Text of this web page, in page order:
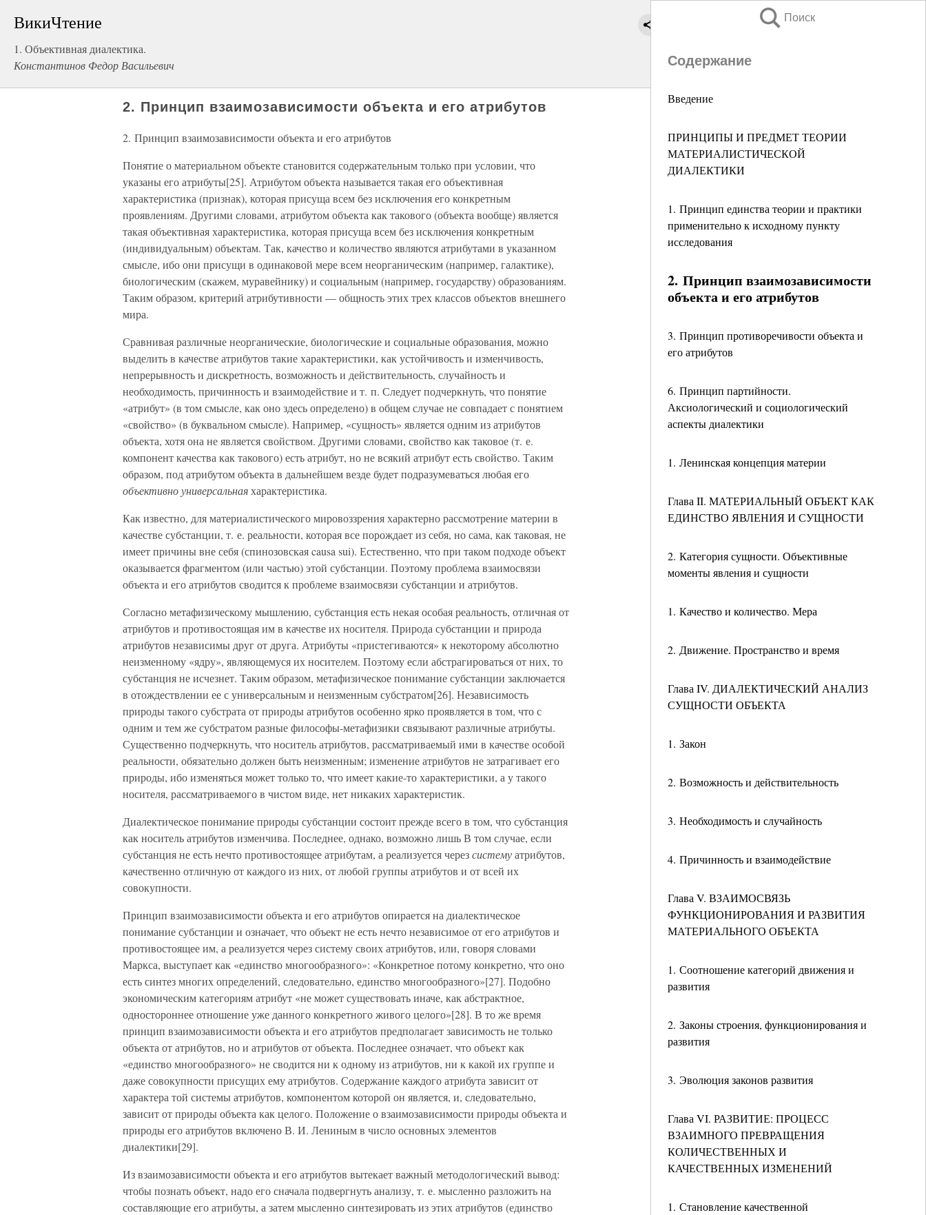
ВикиЧтение
1. Объективная диалектика.
Константинов Федор Васильевич
Поиск
Содержание
Введение
ПРИНЦИПЫ И ПРЕДМЕТ ТЕОРИИ
МАТЕРИАЛИСТИЧЕСКОЙ
ДИАЛЕКТИКИ
1. Принцип единства теории и практики
применительно к исходному пункту
исследования
2. Принцип взаимозависимости
объекта и его атрибутов
3. Принцип противоречивости объекта и
его атрибутов
6. Принцип партийности.
Аксиологический и социологический
аспекты диалектики
1. Ленинская концепция материи
Глава II. МАТЕРИАЛЬНЫЙ ОБЪЕКТ КАК
ЕДИНСТВО ЯВЛЕНИЯ И СУЩНОСТИ
2. Категория сущности. Объективные
моменты явления и сущности
1. Качество и количество. Мера
2. Движение. Пространство и время
Глава IV. ДИАЛЕКТИЧЕСКИЙ АНАЛИЗ
СУЩНОСТИ ОБЪЕКТА
1. Закон
2. Возможность и действительность
3. Необходимость и случайность
4. Причинность и взаимодействие
Глава V. ВЗАИМОСВЯЗЬ
ФУНКЦИОНИРОВАНИЯ И РАЗВИТИЯ
МАТЕРИАЛЬНОГО ОБЪЕКТА
1. Соотношение категорий движения и
развития
2. Законы строения, функционирования и
развития
3. Эволюция законов развития
Глава VI. РАЗВИТИЕ: ПРОЦЕСС
ВЗАИМНОГО ПРЕВРАЩЕНИЯ
КОЛИЧЕСТВЕННЫХ И
КАЧЕСТВЕННЫХ ИЗМЕНЕНИЙ
1. Становление качественной
2. Принцип взаимозависимости объекта и его атрибутов
2. Принцип взаимозависимости объекта и его атрибутов
Понятие о материальном объекте становится содержательным только при условии, что
указаны его атрибуты[25]. Атрибутом объекта называется такая его объективная
характеристика (признак), которая присуща всем без исключения его конкретным
проявлениям. Другими словами, атрибутом объекта как такового (объекта вообще) является
такая объективная характеристика, которая присуща всем без исключения конкретным
(индивидуальным) объектам. Так, качество и количество являются атрибутами в указанном
смысле, ибо они присущи в одинаковой мере всем неорганическим (например, галактике),
биологическим (скажем, муравейнику) и социальным (например, государству) образованиям.
Таким образом, критерий атрибутивности — общность этих трех классов объектов внешнего
мира.
Сравнивая различные неорганические, биологические и социальные образования, можно
выделить в качестве атрибутов такие характеристики, как устойчивость и изменчивость,
непрерывность и дискретность, возможность и действительность, случайность и
необходимость, причинность и взаимодействие и т. п. Следует подчеркнуть, что понятие
«атрибут» (в том смысле, как оно здесь определено) в общем случае не совпадает с понятием
«свойство» (в буквальном смысле). Например, «сущность» является одним из атрибутов
объекта, хотя она не является свойством. Другими словами, свойство как таковое (т. е.
компонент качества как такового) есть атрибут, но не всякий атрибут есть свойство. Таким
образом, под атрибутом объекта в дальнейшем везде будет подразумеваться любая его
объективно универсальнаяхарактеристика.
Как известно, для материалистического мировоззрения характерно рассмотрение материи в
качестве субстанции, т. е. реальности, которая все порождает из себя, но сама, как таковая, не
имеет причины вне себя (спинозовская causa sui). Естественно, что при таком подходе объект
оказывается фрагментом (или частью) этой субстанции. Поэтому проблема взаимосвязи
объекта и его атрибутов сводится к проблеме взаимосвязи субстанции и атрибутов.
Согласно метафизическому мышлению, субстанция есть некая особая реальность, отличная от
атрибутов и противостоящая им в качестве их носителя. Природа субстанции и природа
атрибутов независимы друг от друга. Атрибуты «пристегиваются» к некоторому абсолютно
неизменному «ядру», являющемуся их носителем. Поэтому если абстрагироваться от них, то
субстанция не исчезнет. Таким образом, метафизическое понимание субстанции заключается
в отождествлении ее с универсальным и неизменным субстратом[26]. Независимость
природы такого субстрата от природы атрибутов особенно ярко проявляется в том, что с
одним и тем же субстратом разные философы-метафизики связывают различные атрибуты.
Существенно подчеркнуть, что носитель атрибутов, рассматриваемый ими в качестве особой
реальности, обязательно должен быть неизменным; изменение атрибутов не затрагивает его
природы, ибо изменяться может только то, что имеет какие-то характеристики, а у такого
носителя, рассматриваемого в чистом виде, нет никаких характеристик.
Диалектическое понимание природы субстанции состоит прежде всего в том, что субстанция
как носитель атрибутов изменчива. Последнее, однако, возможно лишь В том случае, если
субстанция не есть нечто противостоящее атрибутам, а реализуется черезсистемуатрибутов,
качественно отличную от каждого из них, от любой группы атрибутов и от всей их
совокупности.
Принцип взаимозависимости объекта и его атрибутов опирается на диалектическое
понимание субстанции и означает, что объект не есть нечто независимое от его атрибутов и
противостоящее им, а реализуется через систему своих атрибутов, или, говоря словами
Маркса, выступает как «единство многообразного»: «Конкретное потому конкретно, что оно
есть синтез многих определений, следовательно, единство многообразного»[27]. Подобно
экономическим категориям атрибут «не может существовать иначе, как абстрактное,
одностороннее отношение уже данного конкретного живого целого»[28]. В то же время
принцип взаимозависимости объекта и его атрибутов предполагает зависимость не только
объекта от атрибутов, но и атрибутов от объекта. Последнее означает, что объект как
«единство многообразного» не сводится ни к одному из атрибутов, ни к какой их группе и
даже совокупности присущих ему атрибутов. Содержание каждого атрибута зависит от
характера той системы атрибутов, компонентом которой он является, и, следовательно,
зависит от природы объекта как целого. Положение о взаимозависимости природы объекта и
природы его атрибутов включено В. И. Лениным в число основных элементов
диалектики[29].
Из взаимозависимости объекта и его атрибутов вытекает важный методологический вывод:
чтобы познать объект, надо его сначала подвергнуть анализу, т. е. мысленно разложить на
составляющие его атрибуты, а затем мысленно синтезировать из этих атрибутов (единство